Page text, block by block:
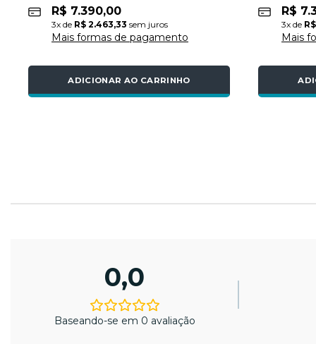
R$ 7.390,00
3x de R$ 2.463,33 sem juros
Mais formas de pagamento
ADICIONAR AO CARRINHO
R$
3x de R$
Mais
0,0
Baseando-se em 0 avaliação